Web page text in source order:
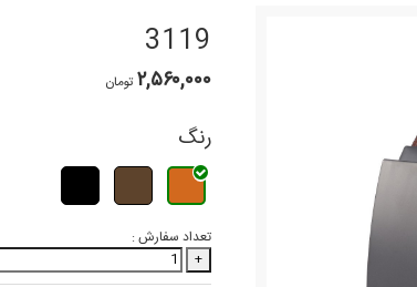
3119
۲,۵۶۰,۰۰۰ تومان
رنگ
تعداد سفارش :
+